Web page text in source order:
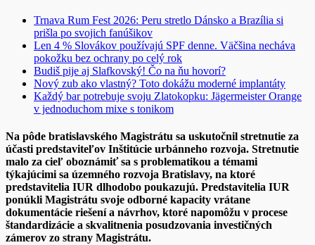
Trnava Rum Fest 2026: Peru stretlo Dánsko a Brazília si
prišla po svojich fanúšikov
Len 4 % Slovákov používajú SPF denne. Väčšina necháva
pokožku bez ochrany po celý rok
Budiš pije aj Slafkovský! Čo na ňu hovorí?
Nový zub ako vlastný? Toto dokážu moderné implantáty
Každý bar potrebuje svoju Zlatokopku: Jägermeister Orange
v jednoduchom mixe s tonikom
Na pôde bratislavského Magistrátu sa uskutočnil stretnutie za
účasti predstaviteľov Inštitúcie urbánneho rozvoja. Stretnutie
malo za cieľ oboznámiť sa s problematikou a témami
týkajúcimi sa územného rozvoja Bratislavy, na ktoré
predstavitelia IUR dlhodobo poukazujú. Predstavitelia IUR
ponúkli Magistrátu svoje odborné kapacity vrátane
dokumentácie riešenía návrhov, ktoré napomôžu v procese
štandardizácie a skvalitnenia posudzovania investičných
zámerov zo strany Magistrátu.